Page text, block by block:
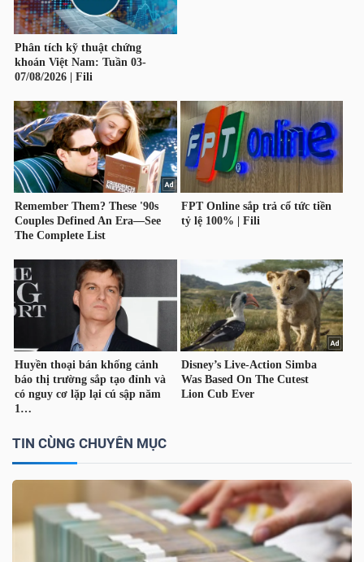
TIN CÙNG CHUYÊN MỤC
LƯỢNG
NGUYÊN
VẬT
CÔNG
NGHIỆP
TIÊU
KHÔNG